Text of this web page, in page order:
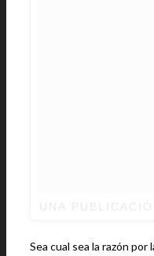
Sea cual sea la razón